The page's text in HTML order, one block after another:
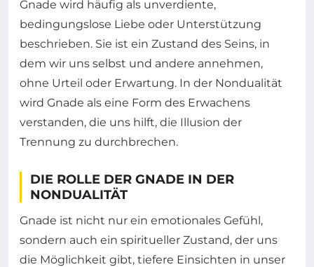
Gnade wird häufig als unverdiente,
bedingungslose Liebe oder Unterstützung
beschrieben. Sie ist ein Zustand des Seins, in
dem wir uns selbst und andere annehmen,
ohne Urteil oder Erwartung. In der Nondualität
wird Gnade als eine Form des Erwachens
verstanden, die uns hilft, die Illusion der
Trennung zu durchbrechen.
DIE ROLLE DER GNADE IN DER
NONDUALITÄT
Gnade ist nicht nur ein emotionales Gefühl,
sondern auch ein spiritueller Zustand, der uns
die Möglichkeit gibt, tiefere Einsichten in unser